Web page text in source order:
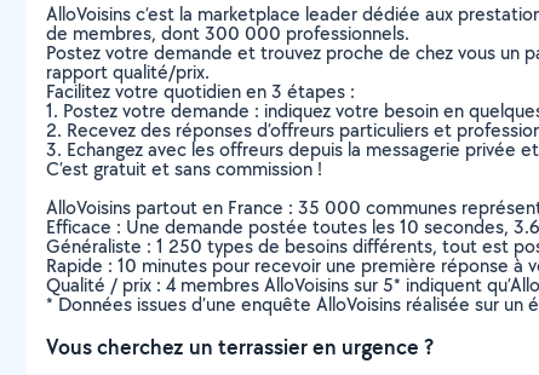
AlloVoisins c’est la marketplace leader dédiée aux
de membres, dont 300 000 professionnels.
Postez votre demande et trouvez proche de chez vous un
rapport qualité/prix.
Facilitez votre quotidien en 3 étapes :
1. Postez votre demande : indiquez votre besoin en
2. Recevez des réponses d’offreurs particuliers et
3. Echangez avec les offreurs depuis la messagerie privée
C’est gratuit et sans commission !
AlloVoisins partout en France : 35 000 communes
Efficace : Une demande postée toutes les 10 secondes,
Généraliste : 1 250 types de besoins différents, tout est
Rapide : 10 minutes pour recevoir une première réponse à
Qualité / prix : 4 membres AlloVoisins sur 5* indiquent
* Données issues d’une enquête AlloVoisins réalisée sur
Vous cherchez un terrassier en urgence ?